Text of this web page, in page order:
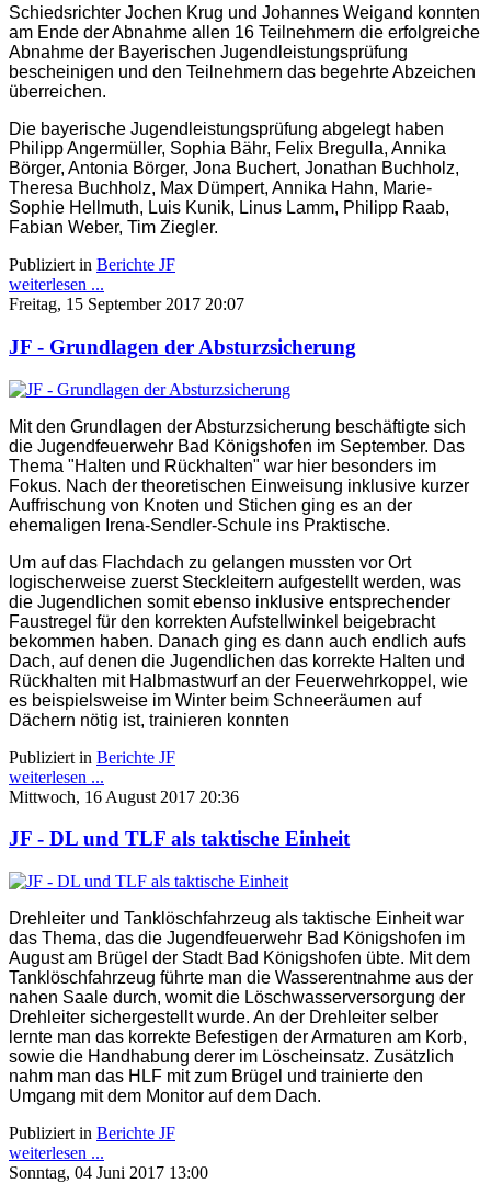
Schiedsrichter Jochen Krug und Johannes Weigand konnten
am Ende der Abnahme allen 16 Teilnehmern die erfolgreiche
Abnahme der Bayerischen Jugendleistungsprüfung
bescheinigen und den Teilnehmern das begehrte Abzeichen
überreichen.
Die bayerische Jugendleistungsprüfung abgelegt haben
Philipp Angermüller, Sophia Bähr, Felix Bregulla, Annika
Börger, Antonia Börger, Jona Buchert, Jonathan Buchholz,
Theresa Buchholz, Max Dümpert, Annika Hahn, Marie-
Sophie Hellmuth, Luis Kunik, Linus Lamm, Philipp Raab,
Fabian Weber, Tim Ziegler.
Publiziert in Berichte JF
weiterlesen ...
Freitag, 15 September 2017 20:07
JF - Grundlagen der Absturzsicherung
Mit den Grundlagen der Absturzsicherung beschäftigte sich
die Jugendfeuerwehr Bad Königshofen im September. Das
Thema "Halten und Rückhalten" war hier besonders im
Fokus. Nach der theoretischen Einweisung inklusive kurzer
Auffrischung von Knoten und Stichen ging es an der
ehemaligen Irena-Sendler-Schule ins Praktische.
Um auf das Flachdach zu gelangen mussten vor Ort
logischerweise zuerst Steckleitern aufgestellt werden, was
die Jugendlichen somit ebenso inklusive entsprechender
Faustregel für den korrekten Aufstellwinkel beigebracht
bekommen haben. Danach ging es dann auch endlich aufs
Dach, auf denen die Jugendlichen das korrekte Halten und
Rückhalten mit Halbmastwurf an der Feuerwehrkoppel, wie
es beispielsweise im Winter beim Schneeräumen auf
Dächern nötig ist, trainieren konnten
Publiziert in Berichte JF
weiterlesen ...
Mittwoch, 16 August 2017 20:36
JF - DL und TLF als taktische Einheit
Drehleiter und Tanklöschfahrzeug als taktische Einheit war
das Thema, das die Jugendfeuerwehr Bad Königshofen im
August am Brügel der Stadt Bad Königshofen übte. Mit dem
Tanklöschfahrzeug führte man die Wasserentnahme aus der
nahen Saale durch, womit die Löschwasserversorgung der
Drehleiter sichergestellt wurde. An der Drehleiter selber
lernte man das korrekte Befestigen der Armaturen am Korb,
sowie die Handhabung derer im Löscheinsatz. Zusätzlich
nahm man das HLF mit zum Brügel und trainierte den
Umgang mit dem Monitor auf dem Dach.
Publiziert in Berichte JF
weiterlesen ...
Sonntag, 04 Juni 2017 13:00